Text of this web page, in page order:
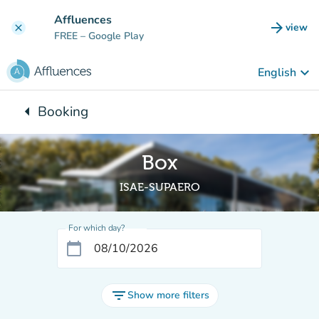
clear Affluences
FREE – Google Play arrow_forward view
(new
English keyboard_arrow_down
arrow_leftBack to:
Booking
Box
ISAE-SUPAERO
For which day?
calendar_today
filter_listShow more filters